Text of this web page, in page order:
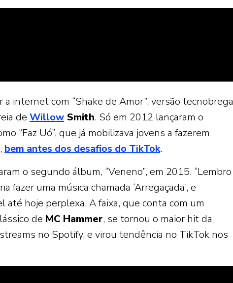
internet com “Shake de Amor”, versão tecnobrega
de Willow Smith. Só em 2012 lançaram o
“Faz Uó”, que já mobilizava jovens a fazerem
bem antes dos desafios do TikTok.
o segundo álbum, “Veneno”, em 2015. “Lembro
fazer uma música chamada ‘Arregaçada’, e
até hoje perplexa. A faixa, que conta com um
de MC Hammer, se tornou o maior hit da
no Spotify, e virou tendência no TikTok nos